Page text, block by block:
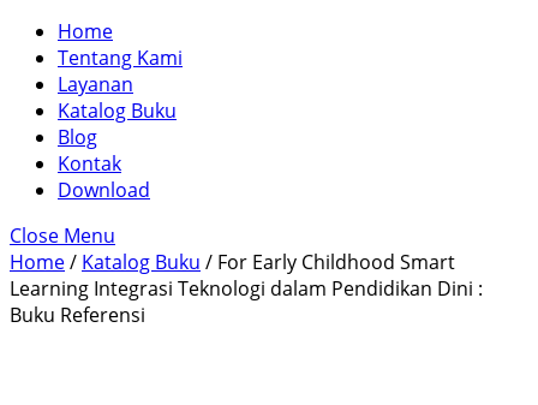
Home
Tentang Kami
Layanan
Katalog Buku
Blog
Kontak
Download
Close Menu
Home/ Katalog Buku / For Early Childhood Smart
Learning Integrasi Teknologi dalam Pendidikan Dini :
Buku Referensi